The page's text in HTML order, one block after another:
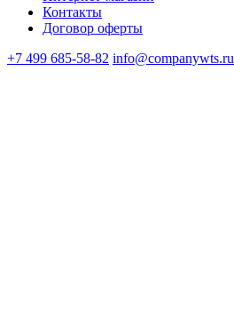
Контакты
Договор оферты
+7 499 685-58-82 info@companywts.ru